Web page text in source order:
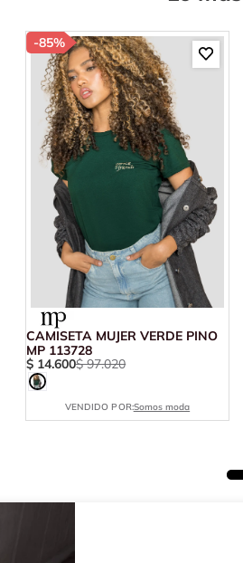
-85%
CAMISETA MUJER VERDE PINO
MP 113728
$ 14.600$ 97.020
VENDIDO POR:Somos moda